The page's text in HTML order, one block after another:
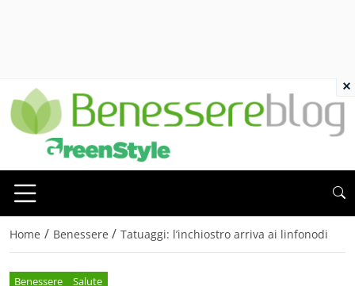
Home / Benessere / Tatuaggi: l’inchiostro arriva ai linfonodi
Benessere Salute
×